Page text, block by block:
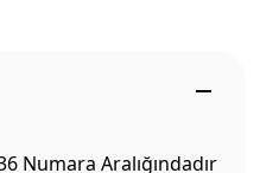
Numara Aralığındadır